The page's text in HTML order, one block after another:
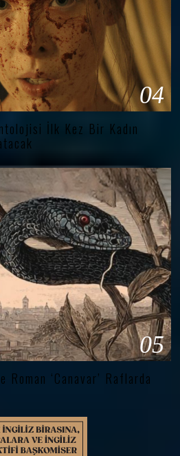
04
İlk Kez Bir Kadın
05
‘Canavar’ Raflarda